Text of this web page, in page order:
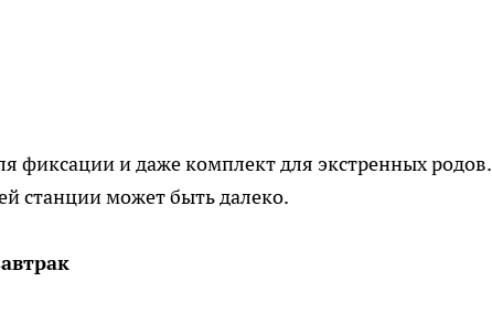
фиксации и даже комплект для экстренных родов.
станции может быть далеко.